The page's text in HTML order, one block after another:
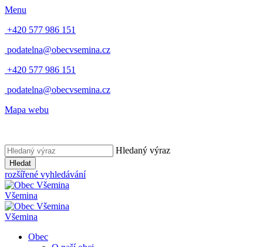
Menu
+420 577 986 151
podatelna@obecvsemina.cz
+420 577 986 151
podatelna@obecvsemina.cz
Mapa webu
Hledaný výraz
Hledat
rozšířené vyhledávání
Všemina
Všemina
Obec